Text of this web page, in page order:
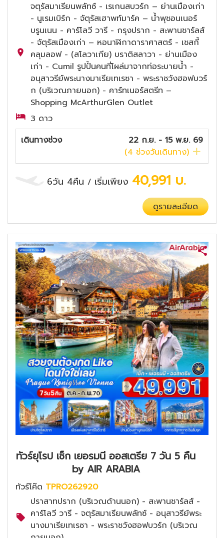
จตุรัสมาเรียนพลัทซ์ - เรเกนสบวร์ก – ย่านเมืองเก่า
- นูเรมเบิร์ก - จัตุรัสเฮาพท์มาร์ค – น้ำพุชอนเนอร์
บรูนเนน - คาร์โลวี วารี - กรุงปราก - สะพานชาร์ลส์
- จัตุรัสเมืองเก่า – หอนาฬิกาดาราศาสตร์ - เชสกี้
คลุมลอฟ - (สโลวาเกีย) บราติสลาวา - ย่านเมือง
เก่า - Cumil รูปปั้นคนที่โผล่มาจากท่อระบายน้ำ -
อนุสาวรีย์พระนางมาเรียเทเรซา - พระราชวังฮอฟบวร์
ก (บริเวณภายนอก) - คาร์ทเนอร์สตรีท –
Shopping McArthurGlen Outlet
3 ดาว
เดินทางช่วง
22 ก.ย. - 15 พ.ย. 69
(4 ช่วงวันเดินทาง)
6วัน 4คืน / เริ่มเพียง 40,991 บ.
ดูรายละเอียด
ทัวร์ยุโรป เช็ก เยอรมนี ออสเตรีย 7 วัน 5 คืน
by AIR ARABIA
ทัวร์โค๊ด TPRO262920
ปราสาทปราก (บริเวณด้านนอก) - สะพานชาร์ลส์ -
คาร์โลวี วารี - จตุรัสมาเรียนพลัทซ์ - อนุสาวรีย์พระ
นางมาเรียเทเรซา - พระราชวังฮอฟบวร์ก (บริเวณ